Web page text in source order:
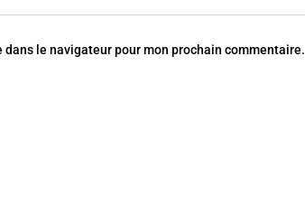
le navigateur pour mon prochain commentaire.